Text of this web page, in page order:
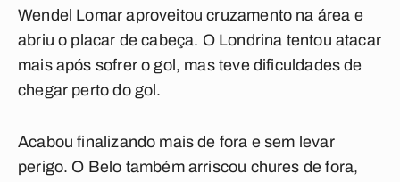
Wendel Lomar aproveitou cruzamento na área e
abriu o placar de cabeça. O Londrina tentou atacar
mais após sofrer o gol, mas teve dificuldades de
chegar perto do gol.
Acabou finalizando mais de fora e sem levar
perigo. O Belo também arriscou chures de fora,